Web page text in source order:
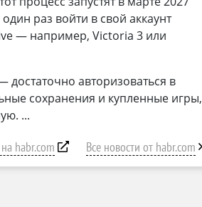
раз войти в свой аккаунт
— например, Victoria 3 или
авторизоваться в
сохранения и купленные игры,
habr.com Все новости от habr.com